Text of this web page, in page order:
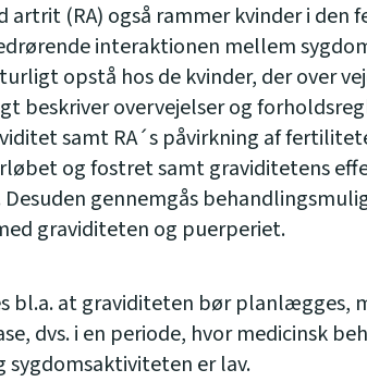
artrit (RA) også rammer kvinder i den
interaktionen mellem
opstå hos de kvinder, der over
beskriver overvejelser og
samt RA´s påvirkning af
og fostret samt graviditetens
gennemgås
graviditeten og puerperiet.
bl.a. at graviditeten bør planlægges,
dvs. i en periode, hvor medicinsk
sygdomsaktiviteten er lav.